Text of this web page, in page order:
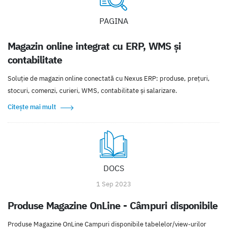
PAGINA
Magazin online integrat cu ERP, WMS și
contabilitate
Soluție de magazin online conectată cu Nexus ERP: produse, prețuri,
stocuri, comenzi, curieri, WMS, contabilitate și salarizare.
Citește mai mult
DOCS
1 Sep 2023
Produse Magazine OnLine - Câmpuri disponibile
Produse Magazine OnLine Campuri disponibile tabelelor/view-urilor